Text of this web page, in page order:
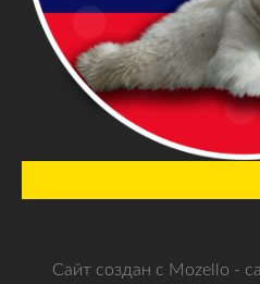
Сайт создан с Mozello -